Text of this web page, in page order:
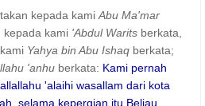
kepada kami Abu Ma'mar
kepada kami 'Abdul Warits berkata,
Yahya bin Abu Ishaq berkata;
'anhu berkata: Kami pernah
'alaihi wasallam dari kota
selama kepergian itu Beliau